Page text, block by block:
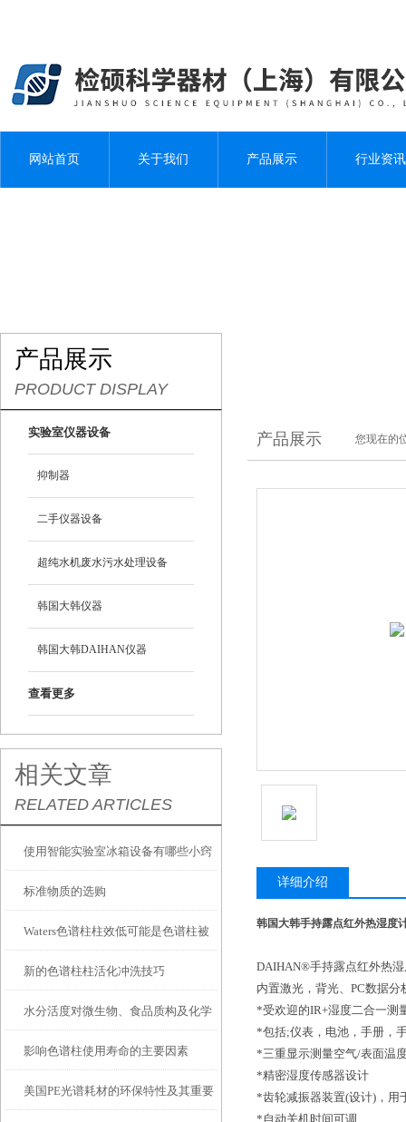
网站首页 关于我们 产品展示 行业资讯
产品展示
PRODUCT DISPLAY
实验室仪器设备
抑制器
二手仪器设备
超纯水机废水污水处理设备
韩国大韩仪器
韩国大韩DAIHAN仪器
查看更多
相关文章
RELATED ARTICLES
使用智能实验室冰箱设备有哪些小窍
门？
标准物质的选购
Waters色谱柱柱效低可能是色谱柱被
污染、过滤片部分堵塞、色谱柱内的
死体积造成
新的色谱柱柱活化冲洗技巧
水分活度对微生物、食品质构及化学
反应的影响
影响色谱柱使用寿命的主要因素
美国PE光谱耗材的环保特性及其重要
产品展示 您现在的
详细介绍
韩国大韩手持露点红外热湿度
DAIHAN®手持露点红外热
内置激光，背光、PC数据分
*受欢迎的IR+湿度二合一测
*包括;仪表，电池，手册，
*三重显示测量空气/表面温
*精密湿度传感器设计
*齿轮减振器装置(设计)，用
*自动关机时间可调